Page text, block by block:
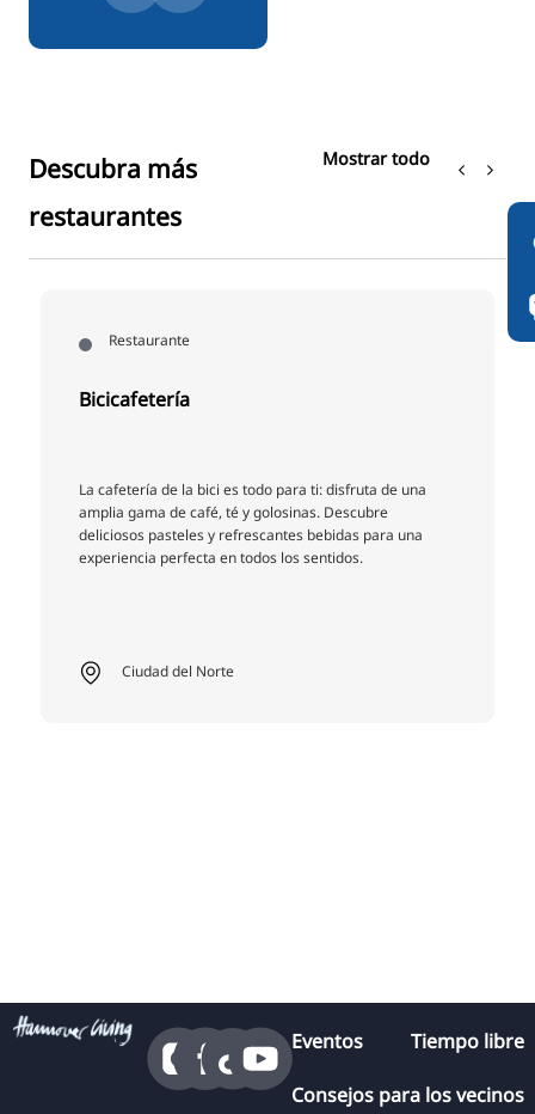
Descubra más
restaurantes
Mostrar todo
Restaurante
Bicicafetería
La cafetería de la bici es todo para ti: disfruta de una
amplia gama de café, té y golosinas. Descubre
deliciosos pasteles y refrescantes bebidas para una
experiencia perfecta en todos los sentidos.
Ciudad del Norte
Eventos Tiempo libre
Consejos para los vecinos